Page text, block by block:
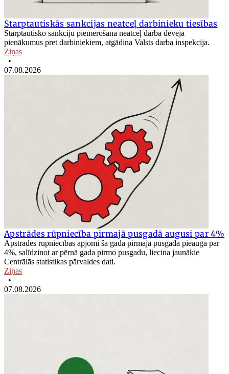
Starptautiskās sankcijas neatceļ darbinieku tiesības
Starptautisko sankciju piemērošana neatceļ darba devēja
pienākumus pret darbiniekiem, atgādina Valsts darba inspekcija.
Ziņas
•
07.08.2026
Apstrādes rūpniecība pirmajā pusgadā augusi par 4%
Apstrādes rūpniecības apjomi šā gada pirmajā pusgadā pieauga par
4%, salīdzinot ar pērnā gada pirmo pusgadu, liecina jaunākie
Centrālās statistikas pārvaldes dati.
Ziņas
•
07.08.2026